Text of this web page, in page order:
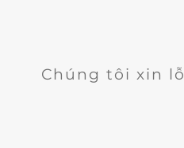
Chúng tôi xin